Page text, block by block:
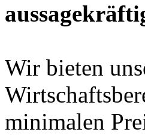
Wir bieten
minimalen